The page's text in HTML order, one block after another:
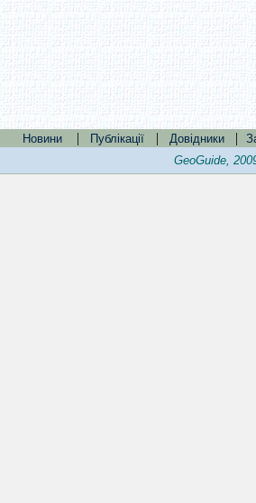
Новини | Публікації | Довідники |
GeoGuide,